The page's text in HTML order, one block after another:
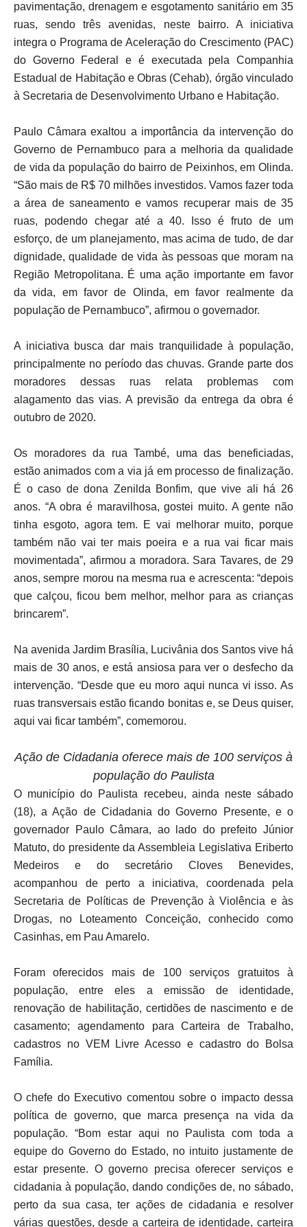
pavimentação, drenagem e esgotamento sanitário em 35
ruas, sendo três avenidas, neste bairro. A iniciativa
integra o Programa de Aceleração do Crescimento (PAC)
do Governo Federal e é executada pela Companhia
Estadual de Habitação e Obras (Cehab), órgão vinculado
à Secretaria de Desenvolvimento Urbano e Habitação.
Paulo Câmara exaltou a importância da intervenção do
Governo de Pernambuco para a melhoria da qualidade
de vida da população do bairro de Peixinhos, em Olinda.
“São mais de R$ 70 milhões investidos. Vamos fazer toda
a área de saneamento e vamos recuperar mais de 35
ruas, podendo chegar até a 40. Isso é fruto de um
esforço, de um planejamento, mas acima de tudo, de dar
dignidade, qualidade de vida às pessoas que moram na
Região Metropolitana. É uma ação importante em favor
da vida, em favor de Olinda, em favor realmente da
população de Pernambuco”, afirmou o governador.
A iniciativa busca dar mais tranquilidade à população,
principalmente no período das chuvas. Grande parte dos
moradores dessas ruas relata problemas com
alagamento das vias. A previsão da entrega da obra é
outubro de 2020.
Os moradores da rua També, uma das beneficiadas,
estão animados com a via já em processo de finalização.
É o caso de dona Zenilda Bonfim, que vive ali há 26
anos. “A obra é maravilhosa, gostei muito. A gente não
tinha esgoto, agora tem. E vai melhorar muito, porque
também não vai ter mais poeira e a rua vai ficar mais
movimentada”, afirmou a moradora. Sara Tavares, de 29
anos, sempre morou na mesma rua e acrescenta: “depois
que calçou, ficou bem melhor, melhor para as crianças
brincarem”.
Na avenida Jardim Brasília, Lucivânia dos Santos vive há
mais de 30 anos, e está ansiosa para ver o desfecho da
intervenção. “Desde que eu moro aqui nunca vi isso. As
ruas transversais estão ficando bonitas e, se Deus quiser,
aqui vai ficar também”, comemorou.
Ação de Cidadania oferece mais de 100 serviços à
população do Paulista
O município do Paulista recebeu, ainda neste sábado
(18), a Ação de Cidadania do Governo Presente, e o
governador Paulo Câmara, ao lado do prefeito Júnior
Matuto, do presidente da Assembleia Legislativa Eriberto
Medeiros e do secretário Cloves Benevides,
acompanhou de perto a iniciativa, coordenada pela
Secretaria de Políticas de Prevenção à Violência e às
Drogas, no Loteamento Conceição, conhecido como
Casinhas, em Pau Amarelo.
Foram oferecidos mais de 100 serviços gratuitos à
população, entre eles a emissão de identidade,
renovação de habilitação, certidões de nascimento e de
casamento; agendamento para Carteira de Trabalho,
cadastros no VEM Livre Acesso e cadastro do Bolsa
Família.
O chefe do Executivo comentou sobre o impacto dessa
política de governo, que marca presença na vida da
população. “Bom estar aqui no Paulista com toda a
equipe do Governo do Estado, no intuito justamente de
estar presente. O governo precisa oferecer serviços e
cidadania à população, dando condições de, no sábado,
perto da sua casa, ter ações de cidadania e resolver
várias questões, desde a carteira de identidade, carteira